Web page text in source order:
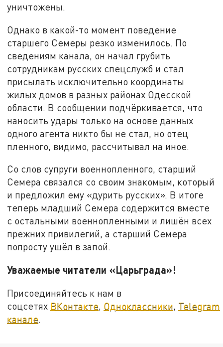
уничтожены.
Однако в какой-то момент поведение
старшего Семеры резко изменилось. По
сведениям канала, он начал грубить
сотрудникам русских спецслужб и стал
присылать исключительно координаты
жилых домов в разных районах Одесской
области. В сообщении подчёркивается, что
наносить удары только на основе данных
одного агента никто бы не стал, но отец
пленного, видимо, рассчитывал на иное.
Со слов супруги военнопленного, старший
Семера связался со своим знакомым, который
и предложил ему «дурить русских». В итоге
теперь младший Семера содержится вместе
с остальными военнопленными и лишён всех
прежних привилегий, а старший Семера
попросту ушёл в запой.
Уважаемые читатели «Царьграда»!
Присоединяйтесь к нам в
соцсетях ВКонтакте Одноклассники Telegram
канале